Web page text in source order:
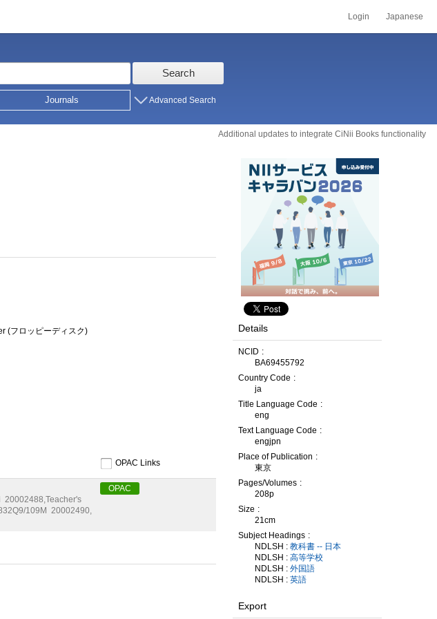
Login Japanese
Search
Journals Advanced Search
Additional updates to integrate CiNii Books functionality
(フロッピーディスク)
OPAC Links
20002488 Teacher's
109M 20002490
OPAC
Details
NCID
BA69455792
Country Code
ja
Title Language Code
eng
Text Language Code
engjpn
Place of Publication
東京
Pages/Volumes
208p
Size
21cm
Subject Headings
NDLSH : 教科書 -- 日本
NDLSH : 高等学校
NDLSH : 外国語
NDLSH : 英語
Export